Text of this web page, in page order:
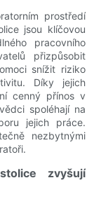
prostředí
jsou klíčovou
pracovního
přizpůsobit
snížit riziko
Díky jejich
cenný přínos v
spoléhají na
jejich práce.
nezbytnými
zvyšují